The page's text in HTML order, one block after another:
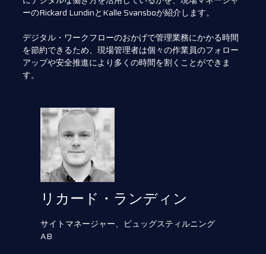
ーのRickard LundinとKalle Svansboが紹介します。
デジタル・ワークフローのおかげで管理業務にかかる時間
を節約できるため、現場管理者は個々の作業員のフォロー
アップや安全推進により多くの時間を割くことができま
す。
リカード・ランディン
サイトマネージャー、ビュッグスティルニング
AB